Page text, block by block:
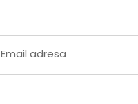
Email adresa